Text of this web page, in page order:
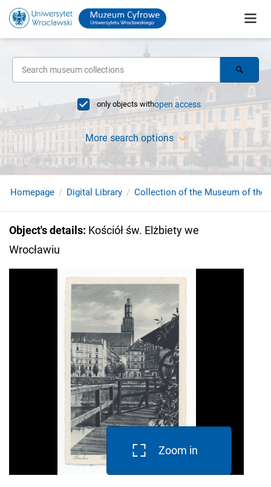
only objects withopen access
More search options
Homepage Digital Library Collection of the Museum of the
Object's details: Kościół św. Elżbiety we
Wrocławiu
Zoom in